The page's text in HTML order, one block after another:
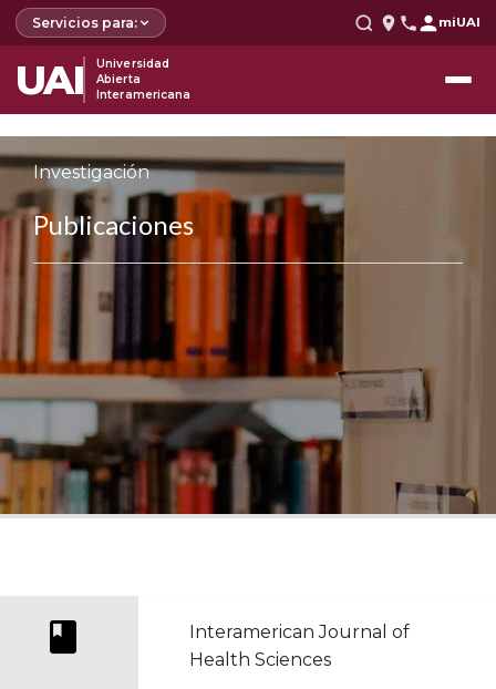
Servicios para: miUAI
UAI
Universidad
Abierta
Interamericana
Investigación
Publicaciones
Interamerican Journal of
Health Sciences